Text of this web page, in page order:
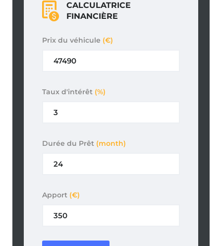
CALCULATRICE
FINANCIÈRE
Prix du véhicule (€)
Taux d'intérêt (%)
Durée du Prêt (month)
Apport (€)